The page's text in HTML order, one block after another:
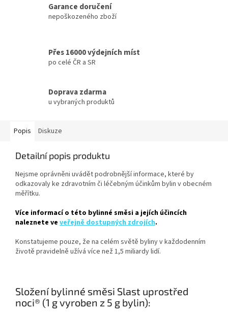
Garance doručení
nepoškozeného zboží
Přes 16000 výdejních míst
po celé ČR a SR
Doprava zdarma
u vybraných produktů
Popis Diskuze
Detailní popis produktu
Nejsme oprávněni uvádět podrobnější informace, které by
odkazovaly ke zdravotním či léčebným účinkům bylin v obecném
měřítku.
Více informací o této bylinné směsi a jejích účincích
naleznete ve veřejně dostupných zdrojích.
Konstatujeme pouze, že na celém světě byliny v každodenním
životě pravidelně užívá více než 1,5 miliardy lidí.
Složení bylinné směsi Slast uprostřed
noci® (1 g vyroben z 5 g bylin):